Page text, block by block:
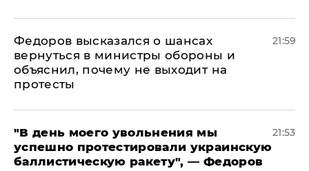
Федоров высказался о шансах
вернуться в министры обороны и
объяснил, почему не выходит на
протесты
21:59
​"В день моего увольнения мы
успешно протестировали украинскую
баллистическую ракету", — Федоров
21:53